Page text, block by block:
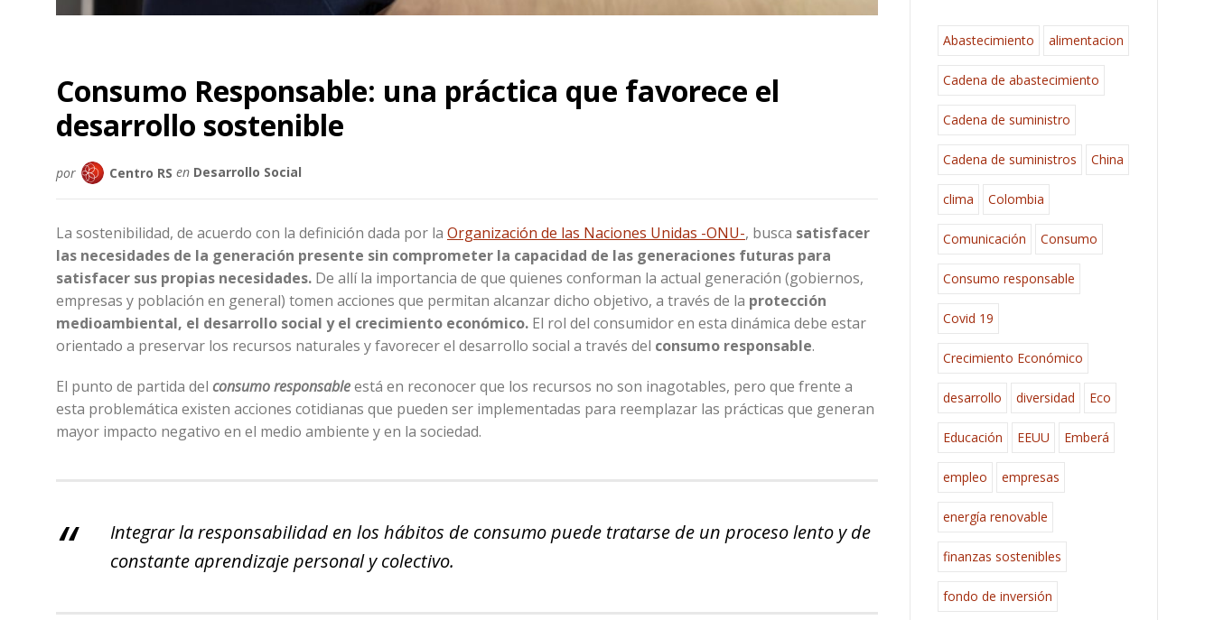
Consumo Responsable: una práctica que favorece el
desarrollo sostenible
por Centro RS en Desarrollo Social
La sostenibilidad, de acuerdo con la definición dada por la Organización de las Naciones Unidas -ONU-, busca satisfacer
las necesidades de la generación presente sin comprometer la capacidad de las generaciones futuras para
satisfacer sus propias necesidades. De allí la importancia de que quienes conforman la actual generación (gobiernos,
empresas y población en general) tomen acciones que permitan alcanzar dicho objetivo, a través de la protección
medioambiental, el desarrollo social y el crecimiento económico. El rol del consumidor en esta dinámica debe estar
orientado a preservar los recursos naturales y favorecer el desarrollo social a través del consumo responsable.
El punto de partida del consumo responsableestá en reconocer que los recursos no son inagotables, pero que frente a
esta problemática existen acciones cotidianas que pueden ser implementadas para reemplazar las prácticas que generan
mayor impacto negativo en el medio ambiente y en la sociedad.
Integrar la responsabilidad en los hábitos de consumo puede tratarse de un proceso lento y de
constante aprendizaje personal y colectivo.
Abastecimiento alimentacion
Cadena de abastecimiento
Cadena de suministro
Cadena de suministros China
clima Colombia
Comunicación Consumo
Consumo responsable
Covid 19
Crecimiento Económico
desarrollo diversidad Eco
Educación EEUU Emberá
empleo empresas
energía renovable
finanzas sostenibles
fondo de inversión